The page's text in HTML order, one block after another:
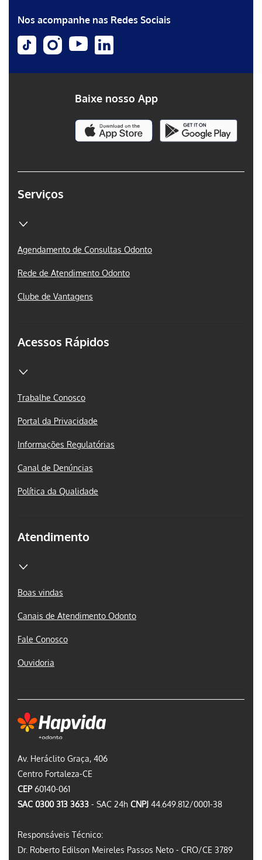
Nos acompanhe nas Redes Sociais
Av. Heráclito Graça, 406
Centro Fortaleza-CE
CEP60140-061
SAC 0300 313 3633 - SAC 24h CNPJ 44.649.812/0001-38
Responsáveis Técnico:
Dr. Roberto Edilson Meireles Passos Neto - CRO/CE 3789
Serviços
Agendamento de Consultas Odonto
Rede de Atendimento Odonto
Clube de Vantagens
Acessos Rápidos
Trabalhe Conosco
Portal da Privacidade
Informações Regulatórias
Canal de Denúncias
Política da Qualidade
Atendimento
Boas vindas
Canais de Atendimento Odonto
Fale Conosco
Ouvidoria
Baixe nosso App